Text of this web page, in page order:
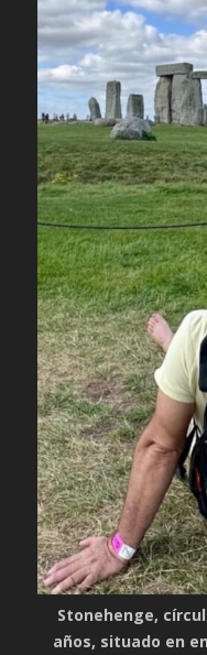
Stonehenge,
años, situado en